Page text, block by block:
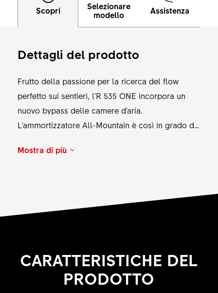
Scopri
Selezionare
modello
Assistenza
Dettagli del prodotto
Frutto della passione per la ricerca del flow
perfetto sui sentieri, l'R 535 ONE incorpora un
nuovo bypass delle camere d'aria.
L'ammortizzatore All-Mountain è così in grado di
e rendere la guida sui sentieri ancora più
INCONTROL e dispone di 3 diverse modalità di
smorzamento controllabili tramite una leva.
Mostra di più
CARATTERISTICHE DEL
PRODOTTO